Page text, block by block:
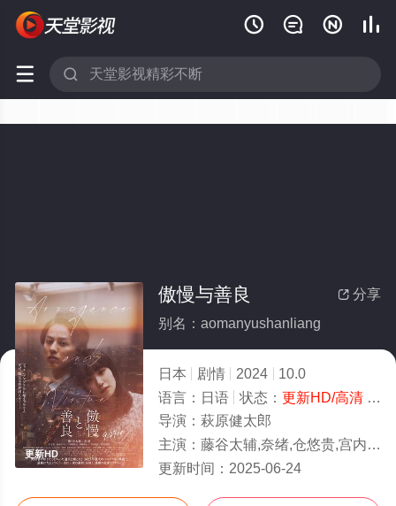
   
 
更新HD
 分享
傲慢与善良
别名：aomanyushanliang
日本 剧情 2024
10.0
语言： 日语 状态： 更新HD/高清- 免费在线观看
导演： 萩原健太郎
主演： 藤谷太辅,奈绪,仓悠贵,宫内瞳,阿南健治,宫崎美子,西田尚美,前田美波里
更新时间： 2025-06-24